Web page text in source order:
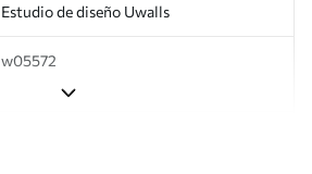
Estudio de diseño Uwalls
w05572